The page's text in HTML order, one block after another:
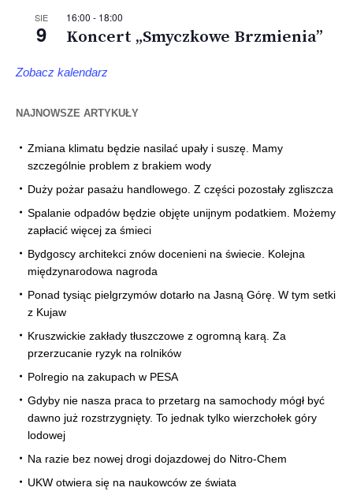
SIE
9
16:00 - 18:00
Koncert „Smyczkowe Brzmienia”
Zobacz kalendarz
NAJNOWSZE ARTYKUŁY
Zmiana klimatu będzie nasilać upały i suszę. Mamy
szczególnie problem z brakiem wody
Duży pożar pasażu handlowego. Z części pozostały zgliszcza
Spalanie odpadów będzie objęte unijnym podatkiem. Możemy
zapłacić więcej za śmieci
Bydgoscy architekci znów docenieni na świecie. Kolejna
międzynarodowa nagroda
Ponad tysiąc pielgrzymów dotarło na Jasną Górę. W tym setki
z Kujaw
Kruszwickie zakłady tłuszczowe z ogromną karą. Za
przerzucanie ryzyk na rolników
Polregio na zakupach w PESA
Gdyby nie nasza praca to przetarg na samochody mógł być
dawno już rozstrzygnięty. To jednak tylko wierzchołek góry
lodowej
Na razie bez nowej drogi dojazdowej do Nitro-Chem
UKW otwiera się na naukowców ze świata